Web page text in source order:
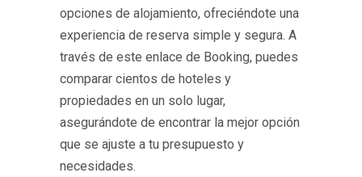
opciones de alojamiento, ofreciéndote una
experiencia de reserva simple y segura. A
través de este enlace de Booking, puedes
comparar cientos de hoteles y
propiedades en un solo lugar,
asegurándote de encontrar la mejor opción
que se ajuste a tu presupuesto y
necesidades.